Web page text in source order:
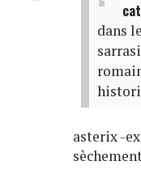
dans
asterix -